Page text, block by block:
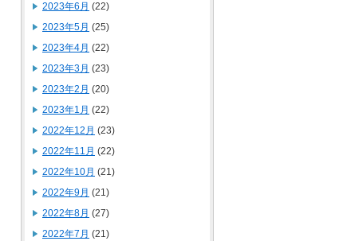
2023年6月 (22)
2023年5月 (25)
2023年4月 (22)
2023年3月 (23)
2023年2月 (20)
2023年1月 (22)
2022年12月 (23)
2022年11月 (22)
2022年10月 (21)
2022年9月 (21)
2022年8月 (27)
2022年7月 (21)